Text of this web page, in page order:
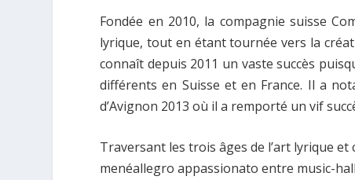
Fondée en 2010, la compagnie suisse
lyrique, tout en étant tournée vers la
connaît depuis 2011 un vaste succès
différents en Suisse et en France. Il a
d’Avignon 2013 où il a remporté un vif
Traversant les trois âges de l’art lyrique
menéallegro appassionato entre music-